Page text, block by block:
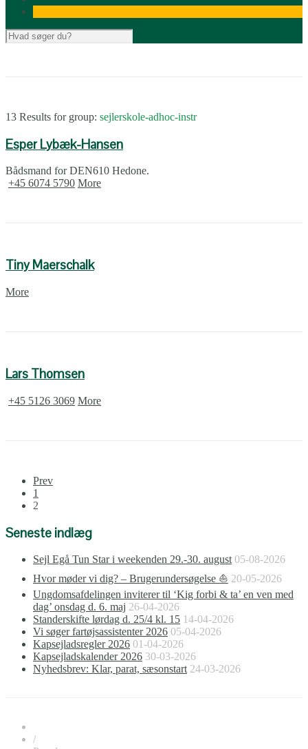
13 Results for group: sejlerskole-adhoc-instr
Esper Lybæk-Hansen
Bådsmand for DEN610 Hedone.
+45 6074 5790 More
Tiny Maerschalk
More
Lars Thomsen
+45 5126 3069 More
Prev
1
2
Seneste indlæg
Sejl Egå Tun Star i weekenden 29.-30. august 05-08-2026
Hvor møder vi dig? – Brugerundersøgelse ⛵ 20-05-2026
Ungdomsafdelingen inviterer til ‘Kig forbi & ta’ en ven med
dag’ onsdag d. 6. maj 26-04-2026
Standerskifte lørdag d. 25/4 kl. 15 14-04-2026
Vi søger fartøjsassistenter 2026 05-04-2026
Kapsejladsregler 2026 01-04-2026
Kapsejladskalender 2026 30-03-2026
Nyhedsbrev: Klar, parat, sæsonstart 24-03-2026
/